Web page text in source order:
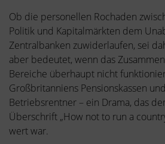
Ob die personellen Rochaden
Politik und Kapitalmärkten dem
Zentralbanken zuwiderlaufen, sei
aber bedeutet, wenn das
Bereiche überhaupt nicht
Großbritanniens Pensionskassen
Betriebsrentner – ein Drama, das
Überschrift „How not to run a
wert war.